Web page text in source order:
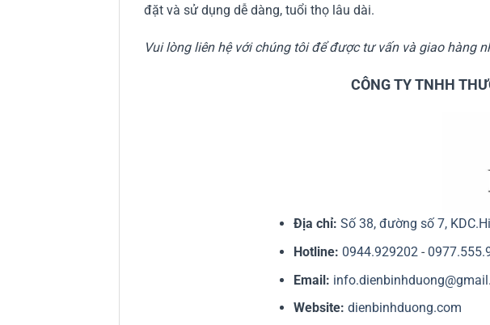
đặt và sử dụng dễ dàng, tuổi thọ lâu dài.
Vui lòng liên hệ với chúng tôi để được tư vấn và giao hàng
CÔNG TY TNHH
Địa chỉ: Số 38, đường số 7,
Hotline: 0944.929202 -
Email:
Website: dienbinhduong.com